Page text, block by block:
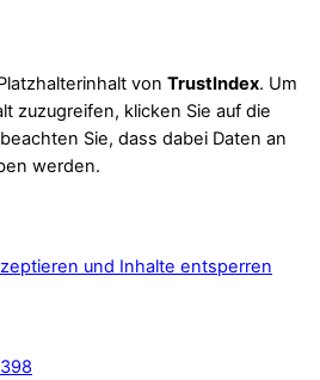
von TrustIndex. Um
zuzugreifen, klicken Sie auf die
Sie, dass dabei Daten an
werden.
und Inhalte entsperren